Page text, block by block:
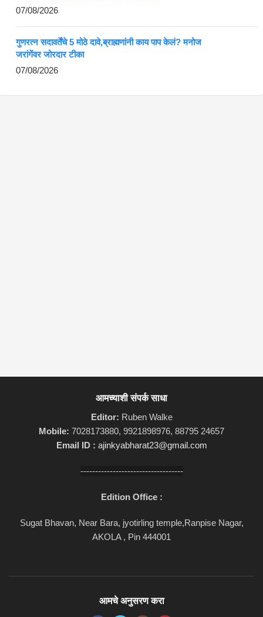
07/08/2026
गुणरत्न सदावर्तेंचे 5 मोठे दावे,ब्राह्मणांनी काय पाप केलं? मनोज
जरांगेंवर जोरदार टीका
07/08/2026
आमच्याशी संपर्क साधा
Editor: Ruben Walke
Mobile: 7028173880, 9921898976, 88795 24657
Email ID : ajinkyabharat23@gmail.com
-----------------------------------
Edition Office :
Sugat Bhavan, Near Bara, jyotirling temple,Ranpise Nagar,
AKOLA , Pin 444001
आमचे अनुसरण करा